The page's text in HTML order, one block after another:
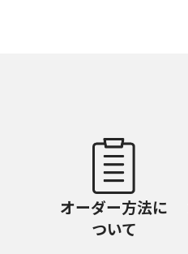
オーダー方法に
ついて